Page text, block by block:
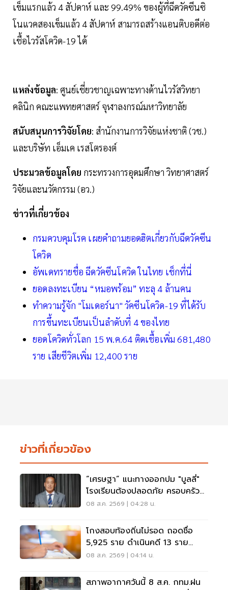
เข็มแรกแล้ว 4 สัปดาห์ และ 99.49% ของผู้ที่ฉีดวัคซีนซิ
โนแวคสองเข็มแล้ว 4 สัปดาห์ สามารถสร้างแอนติบอดีต่อ
เชื้อไวรัสโควิด-19 ได้
แหล่งข้อมูล: ศูนย์เชี่ยวชาญเฉพาะทางด้านไวรัสวิทยา
คลินิก คณะแพทยศาสตร์ จุฬาลงกรณ์มหาวิทยาลัย
สนับสนุนการวิจัยโดย: สำนักงานการวิจัยแห่งชาติ (วช.)
และบริษัท เอ็มเค เรสโตรองต์
ประมวลข้อมูลโดย กระทรวงการอุดมศึกษา วิทยาศาสตร์
วิจัยและนวัตกรรม (อว.)
ข่าวที่เกี่ยวข้อง
กรมควบคุมโรค เผยคำถามยอดฮิตเกี่ยวกับฉีดวัคซีน
โควิด
อัพเดทรายชื่อ ฉีดวัคซีนโควิด ในไทย เช็กที่นี่
ยอดลงทะเบียน “หมอพร้อม” ทะลุ 4 ล้านคน
ทำความรู้จัก "โมเดอร์นา" วัคซีนโควิด-19 ที่ได้รับ
การขึ้นทะเบียนเป็นลำดับที่ 4 ของไทย
ยอดโควิดทั่วโลก 15 พ.ค.64 ติดเชื้อเพิ่ม 681,480
ราย เสียชีวิตเพิ่ม 12,400 ราย
ข่าวที่เกี่ยวข้อง
“เศรษฐา” แนะทางออกปม "บูลลี่"
โรงเรียนต้องปลอดภัย ครอบครัว
ต้องรับฟัง
08 ส.ค. 2569 | 04:28 น.
โกงสอบท้องถิ่นไม่รอด ถอดชื่อ
5,925 ราย ดำเนินคดี 13 ราย
ปปง.ไล่เส้นการเงิน
08 ส.ค. 2569 | 04:14 น.
สภาพอากาศวันนี้ 8 ส.ค. กทม.ฝน